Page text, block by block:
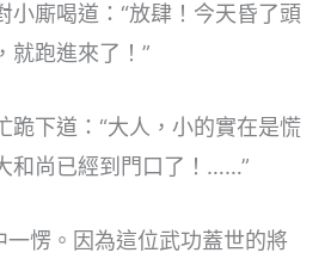
小廝喝道：“放肆！今天昏了頭
就跑進來了！”
跪下道：“大人，小的實在是慌
和尚已經到門口了！……”
一愣。因為這位武功蓋世的將